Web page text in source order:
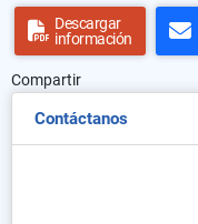
Descargar
información
Compartir
Contáctanos